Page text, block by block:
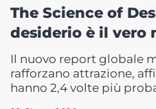
The Science of
desiderio è il vero
Il nuovo report globale
rafforzano attrazione,
hanno 2,4 volte più